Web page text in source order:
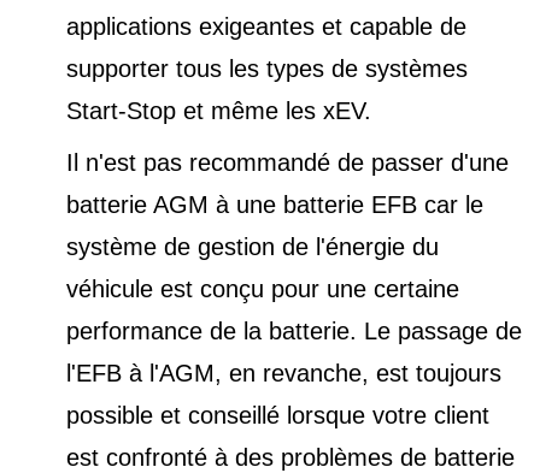
applications exigeantes et capable de
supporter tous les types de systèmes
Start-Stop et même les xEV.
Il n'est pas recommandé de passer d'une
batterie AGM à une batterie EFB car le
système de gestion de l'énergie du
véhicule est conçu pour une certaine
performance de la batterie. Le passage de
l'EFB à l'AGM, en revanche, est toujours
possible et conseillé lorsque votre client
est confronté à des problèmes de batterie